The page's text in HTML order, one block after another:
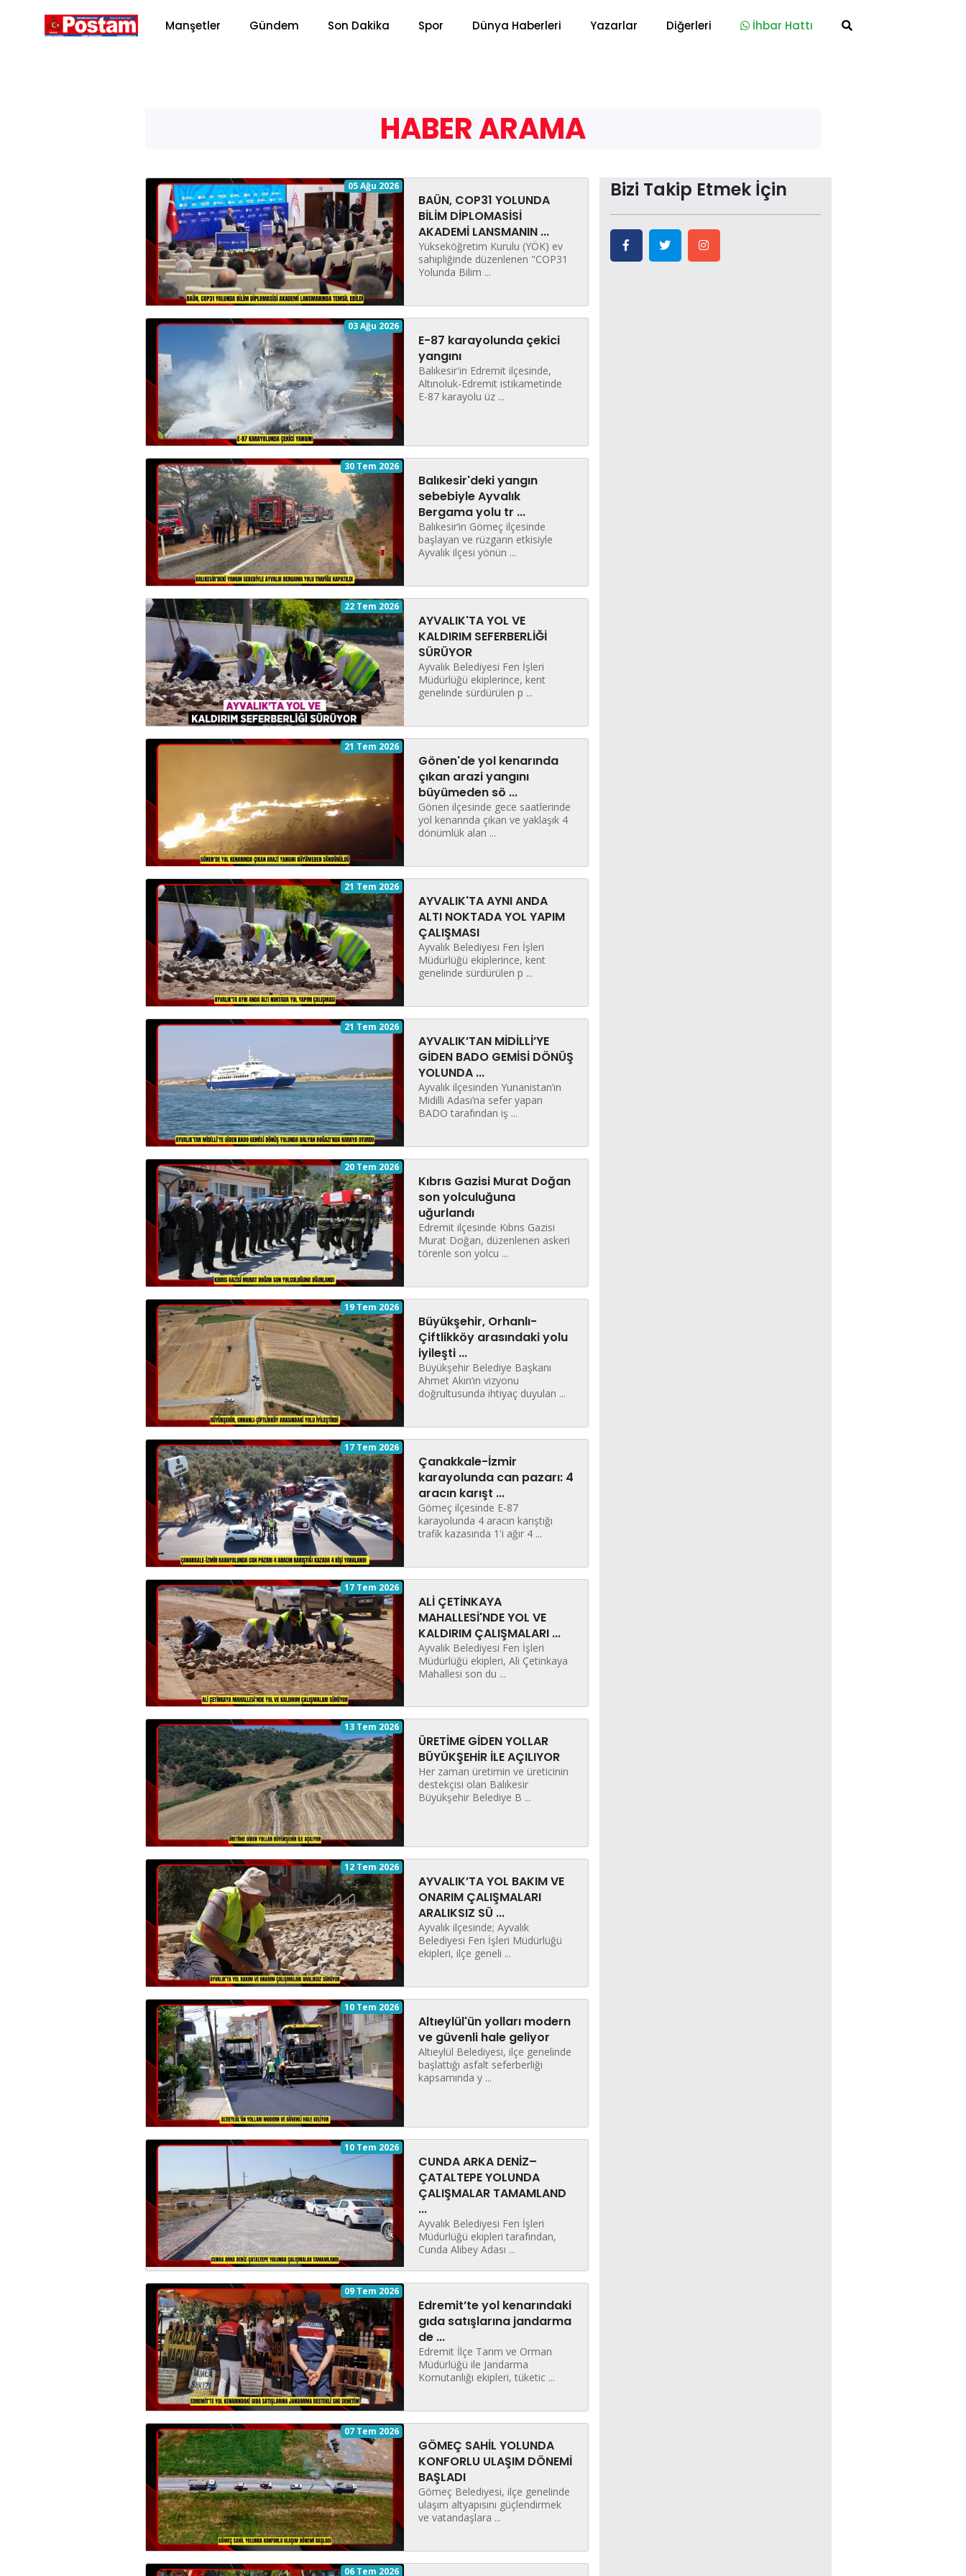
Manşetler Gündem Son Dakika Spor Dünya Haberleri Yazarlar Diğerleri İhbar Hattı
HABER ARAMA
05 Ağu 2026
BAÜN, COP31 YOLUNDA
BİLİM DİPLOMASİSİ
AKADEMİ LANSMANIN ...
Yükseköğretim Kurulu (YÖK) ev
sahipliğinde düzenlenen "COP31
Yolunda Bilim ...
03 Ağu 2026
E-87 karayolunda çekici
yangını
Balıkesir'in Edremit ilçesinde,
Altınoluk-Edremit istikametinde
E-87 karayolu üz ...
30 Tem 2026
Balıkesir'deki yangın
sebebiyle Ayvalık
Bergama yolu tr ...
Balıkesir’in Gömeç ilçesinde
başlayan ve rüzgarın etkisiyle
Ayvalık ilçesi yönün ...
22 Tem 2026
AYVALIK'TA YOL VE
KALDIRIM SEFERBERLİĞİ
SÜRÜYOR
Ayvalık Belediyesi Fen İşleri
Müdürlüğü ekiplerince, kent
genelinde sürdürülen p ...
21 Tem 2026
Gönen'de yol kenarında
çıkan arazi yangını
büyümeden sö ...
Gönen ilçesinde gece saatlerinde
yol kenarında çıkan ve yaklaşık 4
dönümlük alan ...
21 Tem 2026
AYVALIK'TA AYNI ANDA
ALTI NOKTADA YOL YAPIM
ÇALIŞMASI
Ayvalık Belediyesi Fen İşleri
Müdürlüğü ekiplerince, kent
genelinde sürdürülen p ...
21 Tem 2026
AYVALIK’TAN MİDİLLİ’YE
GİDEN BADO GEMİSİ DÖNÜŞ
YOLUNDA ...
Ayvalık ilçesinden Yunanistan’ın
Midilli Adası’na sefer yapan
BADO tarafından iş ...
20 Tem 2026
Kıbrıs Gazisi Murat Doğan
son yolculuğuna
uğurlandı
Edremit ilçesinde Kıbrıs Gazisi
Murat Doğan, düzenlenen askeri
törenle son yolcu ...
19 Tem 2026
Büyükşehir, Orhanlı-
Çiftlikköy arasındaki yolu
iyileşti ...
Büyükşehir Belediye Başkanı
Ahmet Akın’ın vizyonu
doğrultusunda ihtiyaç duyulan ...
17 Tem 2026
Çanakkale-İzmir
karayolunda can pazarı: 4
aracın karışt ...
Gömeç ilçesinde E-87
karayolunda 4 aracın karıştığı
trafik kazasında 1'i ağır 4 ...
17 Tem 2026
ALİ ÇETİNKAYA
MAHALLESİ'NDE YOL VE
KALDIRIM ÇALIŞMALARI ...
Ayvalık Belediyesi Fen İşleri
Müdürlüğü ekipleri, Ali Çetinkaya
Mahallesi son du ...
13 Tem 2026
ÜRETİME GİDEN YOLLAR
BÜYÜKŞEHİR İLE AÇILIYOR
Her zaman üretimin ve üreticinin
destekçisi olan Balıkesir
Büyükşehir Belediye B ...
12 Tem 2026
AYVALIK’TA YOL BAKIM VE
ONARIM ÇALIŞMALARI
ARALIKSIZ SÜ ...
Ayvalık ilçesinde; Ayvalık
Belediyesi Fen İşleri Müdürlüğü
ekipleri, ilçe geneli ...
10 Tem 2026
Altıeylül'ün yolları modern
ve güvenli hale geliyor
Altıeylül Belediyesi, ilçe genelinde
başlattığı asfalt seferberliği
kapsamında y ...
10 Tem 2026
CUNDA ARKA DENİZ–
ÇATALTEPE YOLUNDA
ÇALIŞMALAR TAMAMLAND
...
Ayvalık Belediyesi Fen İşleri
Müdürlüğü ekipleri tarafından,
Cunda Alibey Adası ...
09 Tem 2026
Edremit’te yol kenarındaki
gıda satışlarına jandarma
de ...
Edremit İlçe Tarım ve Orman
Müdürlüğü ile Jandarma
Komutanlığı ekipleri, tüketic ...
07 Tem 2026
GÖMEÇ SAHİL YOLUNDA
KONFORLU ULAŞIM DÖNEMİ
BAŞLADI
Gömeç Belediyesi, ilçe genelinde
ulaşım altyapısını güçlendirmek
ve vatandaşlara ...
06 Tem 2026
Bizi Takip Etmek İçin